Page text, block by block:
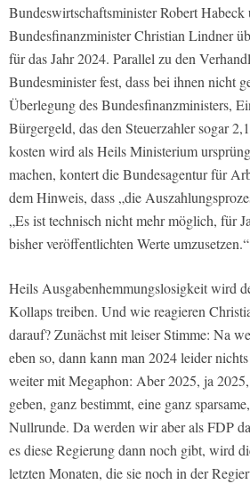
Bundeswirtschaftsminister Robert Habeck
Bundesfinanzminister Christian Lindner
für das Jahr 2024. Parallel zu den
Bundesminister fest, dass bei ihnen nicht
Überlegung des Bundesfinanzministers,
Bürgergeld, das den Steuerzahler sogar
kosten wird als Heils Ministerium
machen, kontert die Bundesagentur für
dem Hinweis, dass „die
„Es ist technisch nicht mehr möglich, für
bisher veröffentlichten Werte umzusetzen.“
Heils Ausgabenhemmungslosigkeit wird
Kollaps treiben. Und wie reagieren
darauf? Zunächst mit leiser Stimme: Na
eben so, dann kann man 2024 leider
weiter mit Megaphon: Aber 2025, ja
geben, ganz bestimmt, eine ganz
Nullrunde. Da werden wir aber als FDP
es diese Regierung dann noch gibt, wird
letzten Monaten, die sie noch in der